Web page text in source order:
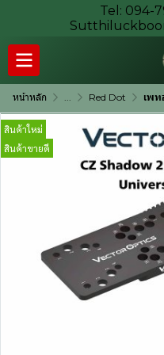
Tel: 094-
หน้าหลัก ... Red Dot เพทอ
สินค้าใหม่
สินค้าขายดี